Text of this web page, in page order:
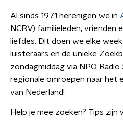
Al sinds 1971 herenigen we in
NCRV) familieleden,
liefdes. Dit doen we elke
luisteraars en de unieke
zondagmiddag via NPO
regionale omroepen naar het
van Nederland!
Help je mee zoeken? Tips